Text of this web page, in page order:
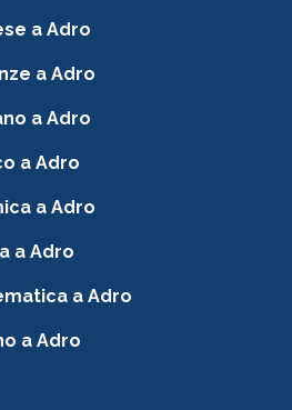
a Adro
a Adro
a Adro
a Adro
a Adro
a Adro
a Adro
a Adro